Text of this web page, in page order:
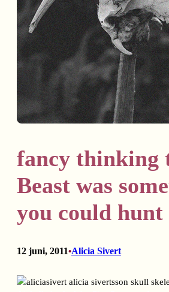
fancy thinking
Beast was
you could
12 juni, 2011•Alicia Sivert